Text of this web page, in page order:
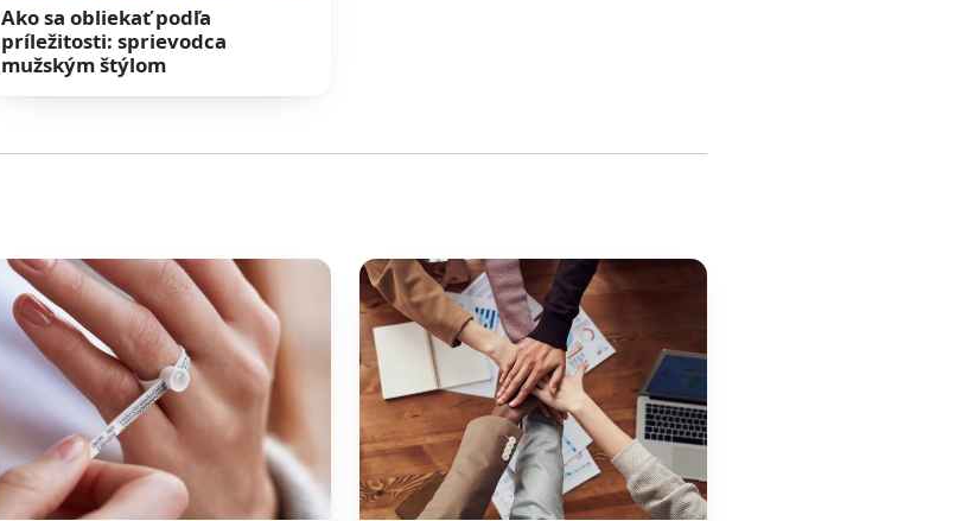
Ako sa obliekať podľa
príležitosti: sprievodca
mužským štýlom